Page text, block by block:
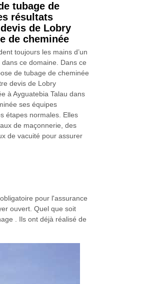
tubage de
résultats
de Lobry
de cheminée
toujours les mains d’un
ce domaine. Dans ce
de tubage de cheminée
devis de Lobry
à Ayguatebia Talau dans
ses équipes
étapes normales. Elles
de maçonnerie, des
de vacuité pour assurer
pour l'assurance
ouvert. Quel que soit
. Ils ont déjà réalisé de